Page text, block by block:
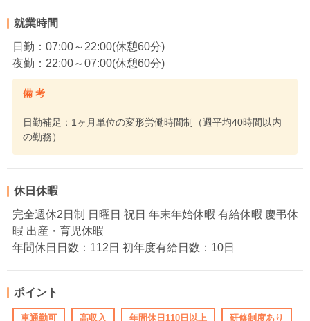
就業時間
日勤：07:00～22:00(休憩60分)
夜勤：22:00～07:00(休憩60分)
備 考
日勤補足：1ヶ月単位の変形労働時間制（週平均40時間以内
の勤務）
休日休暇
完全週休2日制 日曜日 祝日 年末年始休暇 有給休暇 慶弔休
暇 出産・育児休暇
年間休日日数：112日 初年度有給日数：10日
ポイント
車通勤可 高収入 年間休日110日以上 研修制度あり